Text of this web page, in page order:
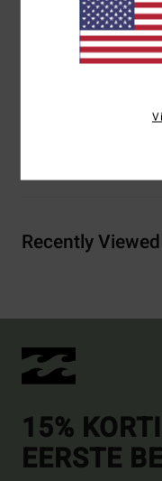
Billabong all-over
Zijlengte:50,8 cm
Recently Viewed
15%
EERSTE